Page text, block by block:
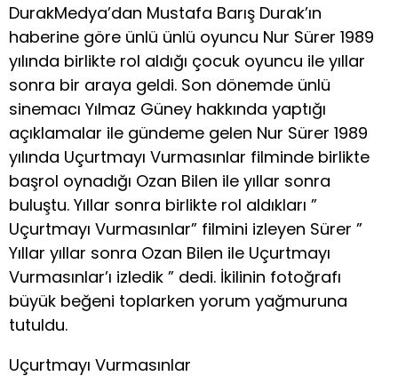
DurakMedya’dan Mustafa Barış Durak’ın
haberine göre ünlü ünlü oyuncu Nur Sürer 1989
yılında birlikte rol aldığı çocuk oyuncu ile yıllar
sonra bir araya geldi. Son dönemde ünlü
sinemacı Yılmaz Güney hakkında yaptığı
açıklamalar ile gündeme gelen Nur Sürer 1989
yılında Uçurtmayı Vurmasınlar filminde birlikte
başrol oynadığı Ozan Bilen ile yıllar sonra
buluştu. Yıllar sonra birlikte rol aldıkları ”
Uçurtmayı Vurmasınlar” filmini izleyen Sürer ”
Yıllar yıllar sonra Ozan Bilen ile Uçurtmayı
Vurmasınlar’ı izledik ” dedi. İkilinin fotoğrafı
büyük beğeni toplarken yorum yağmuruna
tutuldu.
Uçurtmayı Vurmasınlar